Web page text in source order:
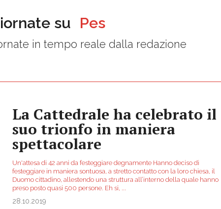
su Pes
in tempo reale dalla redazione
La Cattedrale ha celebrato il
suo trionfo in maniera
spettacolare
Un'attesa di 42 anni da festeggiare degnamente Hanno deciso di
festeggiare in maniera sontuosa, a stretto contatto con la loro chiesa, il
Duomo cittadino, allestendo una struttura all’interno della quale hanno
preso posto quasi 500 persone. Eh si,
28.10.2019